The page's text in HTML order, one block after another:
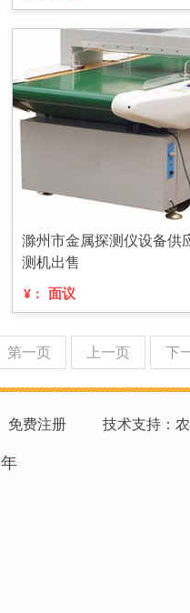
滁州市金属探测仪设备供
测机出售
¥： 面议
第一页 上一页 下
免费注册 技术支持：
年